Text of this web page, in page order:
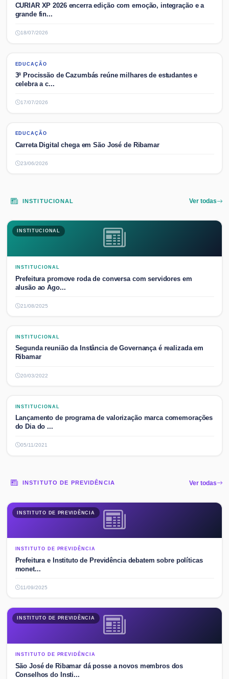
CURIAR XP 2026 encerra edição com emoção, integração e a
grande fin...
18/07/2026
EDUCAÇÃO
EDUCAÇÃO
3ª Procissão de Cazumbás reúne milhares de estudantes e
celebra a c...
17/07/2026
EDUCAÇÃO
EDUCAÇÃO
Carreta Digital chega em São José de Ribamar
23/06/2026
INSTITUCIONAL Ver todas
INSTITUCIONAL
INSTITUCIONAL
Prefeitura promove roda de conversa com servidores em
alusão ao Ago...
21/08/2025
INSTITUCIONAL
INSTITUCIONAL
Segunda reunião da Instância de Governança é realizada em
Ribamar
20/03/2022
INSTITUCIONAL
INSTITUCIONAL
Lançamento de programa de valorização marca comemorações
do Dia do ...
05/11/2021
INSTITUTO DE PREVIDÊNCIA Ver todas
INSTITUTO DE PREVIDÊNCIA
INSTITUTO DE PREVIDÊNCIA
Prefeitura e Instituto de Previdência debatem sobre políticas
monet...
11/09/2025
INSTITUTO DE PREVIDÊNCIA
INSTITUTO DE PREVIDÊNCIA
São José de Ribamar dá posse a novos membros dos
Conselhos do Insti...